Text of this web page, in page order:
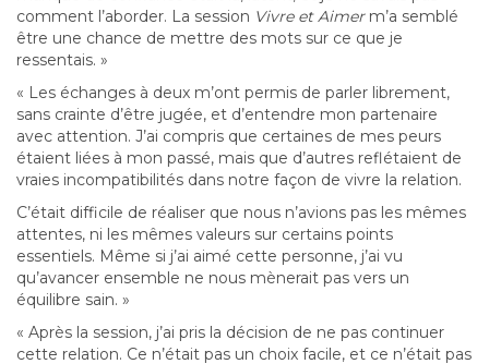
comment l’aborder. La session Vivre et Aimerm’a semblé
être une chance de mettre des mots sur ce que je
ressentais. »
« Les échanges à deux m’ont permis de parler librement,
sans crainte d’être jugée, et d’entendre mon partenaire
avec attention. J’ai compris que certaines de mes peurs
étaient liées à mon passé, mais que d’autres reflétaient de
vraies incompatibilités dans notre façon de vivre la relation.
C’était difficile de réaliser que nous n’avions pas les mêmes
attentes, ni les mêmes valeurs sur certains points
essentiels. Même si j’ai aimé cette personne, j’ai vu
qu’avancer ensemble ne nous mènerait pas vers un
équilibre sain. »
« Après la session, j’ai pris la décision de ne pas continuer
cette relation. Ce n’était pas un choix facile, et ce n’était pas